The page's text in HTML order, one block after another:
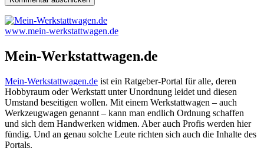
www.mein-werkstattwagen.de
Mein-Werkstattwagen.de
Mein-Werkstattwagen.de ist ein Ratgeber-Portal für alle, deren
Hobbyraum oder Werkstatt unter Unordnung leidet und diesen
Umstand beseitigen wollen. Mit einem Werkstattwagen – auch
Werkzeugwagen genannt – kann man endlich Ordnung schaffen
und sich dem Handwerken widmen. Aber auch Profis werden hier
fündig. Und an genau solche Leute richten sich auch die Inhalte des
Portals.